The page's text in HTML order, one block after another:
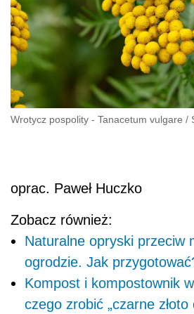
Wrotycz pospolity - Tanacetum vulgare /
oprac. Paweł Huczko
Zobacz również:
Naturalne opryski przeciw
ogrodzie. Jak
Kompost i kompostownik
czego zrobić „czarne złoto